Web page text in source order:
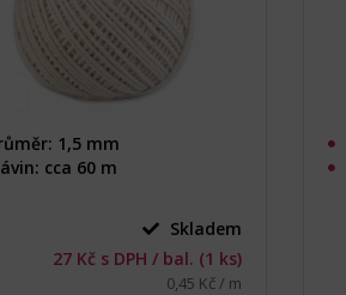
1,5 mm
cca 60 m
Skladem
27 Kč s DPH / bal. (1 ks)
0,45 Kč / m